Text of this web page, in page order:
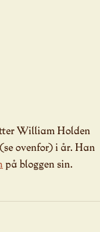
William Holden
ovenfor) i år. Han
på bloggen sin.